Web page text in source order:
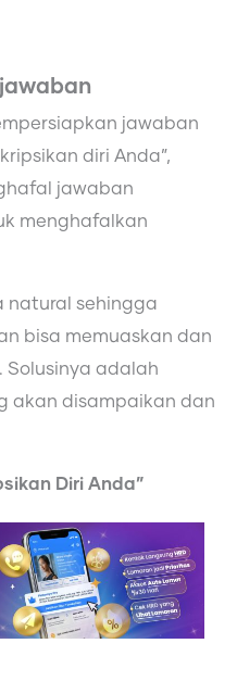
jawaban
diri Anda”,
jawaban
menghafalkan
natural sehingga
bisa memuaskan dan
adalah
akan disampaikan dan
Diri Anda”